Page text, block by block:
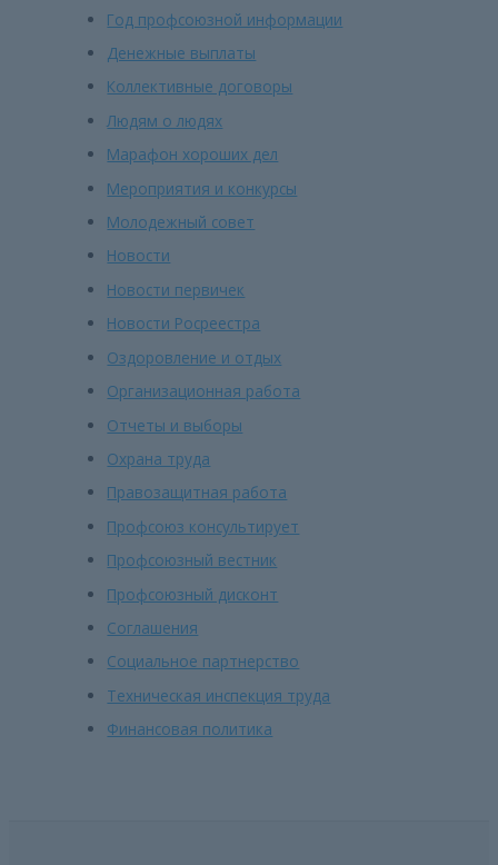
Год профсоюзной информации
Денежные выплаты
Коллективные договоры
Людям о людях
Марафон хороших дел
Мероприятия и конкурсы
Молодежный совет
Новости
Новости первичек
Новости Росреестра
Оздоровление и отдых
Организационная работа
Отчеты и выборы
Охрана труда
Правозащитная работа
Профсоюз консультирует
Профсоюзный вестник
Профсоюзный дисконт
Соглашения
Социальное партнерство
Техническая инспекция труда
Финансовая политика